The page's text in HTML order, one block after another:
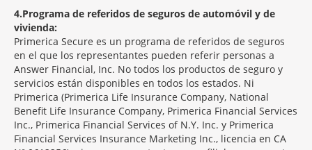
4 Programa de referidos de seguros de automóvil y de
vivienda:
Primerica Secure es un programa de referidos de seguros
en el que los representantes pueden referir personas a
Answer Financial, Inc. No todos los productos de seguro y
servicios están disponibles en todos los estados. Ni
Primerica (Primerica Life Insurance Company, National
Benefit Life Insurance Company, Primerica Financial Services
Inc., Primerica Financial Services of N.Y. Inc. y Primerica
Financial Services Insurance Marketing Inc., licencia en CA